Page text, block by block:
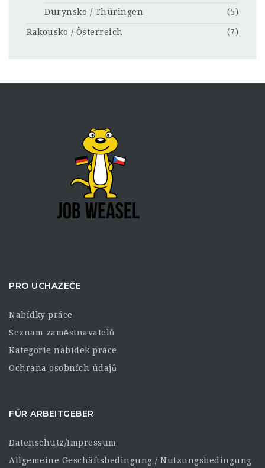
Durynsko / Thüringen
(5)
Rakousko / Österreich (7)
PRO UCHAZEČE
Nabídky práce
Seznam zaměstnavatelů
Kategorie nabídek práce
Ochrana osobních údajů
FÜR ARBEITGEBER
Datenschutz/Impressum
Allgemeine Geschäftsbedingung / Nutzungsbedingung